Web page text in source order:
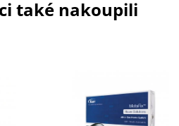
také nakoupili